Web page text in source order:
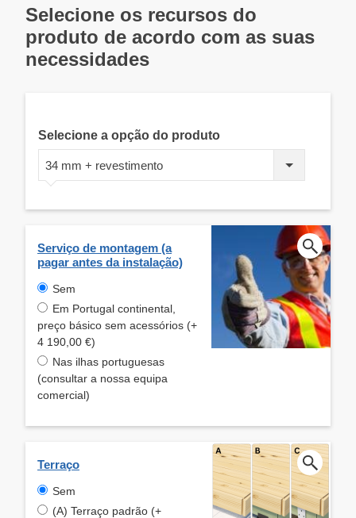
Selecione os recursos do
produto de acordo com as suas
necessidades
Selecione a opção do produto
34 mm + revestimento
Serviço de montagem (a
pagar antes da instalação)
Sem
Em Portugal continental,
preço básico sem acessórios (+
4 190,00 €)
Nas ilhas portuguesas
(consultar a nossa equipa
comercial)
Terraço
Sem
(A) Terraço padrão (+